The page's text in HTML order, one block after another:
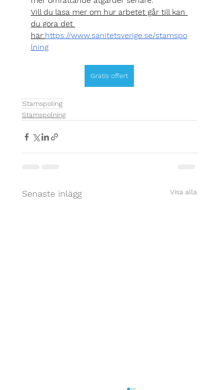
Vill du läsa mer om hur arbetet går till kan
du göra det
här:https://www.sanitetsverige.se/stamspo
lning
Gratis offert
Stamspoling
Stamspolning
Senaste inlägg Visa alla